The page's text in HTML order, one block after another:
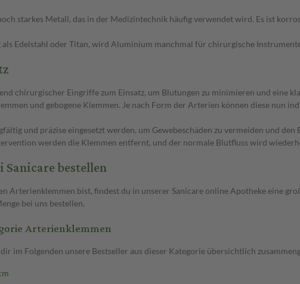
starkes Metall, das in der Medizintechnik häufig verwendet wird. Es ist
Edelstahl oder Titan, wird Aluminium manchmal für chirurgische
chirurgischer Eingriffe zum Einsatz, um Blutungen zu minimieren und eine
und gebogene Klemmen. Je nach Form der Arterien können diese nun
und präzise eingesetzt werden, um Gewebeschäden zu vermeiden und
werden die Klemmen entfernt, und der normale Blutfluss wird
bestellen
Arterienklemmen bist, findest du in unserer Sanicare online Apotheke eine
bei uns bestellen.
Arterienklemmen
im Folgenden unsere Bestseller aus dieser Kategorie übersichtlich